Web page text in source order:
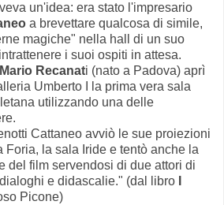
un'idea: era stato l'impresario
a brevettare qualcosa di simile,
magiche" nella hall di un suo
i suoi ospiti in attesa.
Mario Recanati (nato a Padova) aprì
Umberto I la prima vera sala
utilizzando una delle
Cattaneo avviò le sue proiezioni
Foria, la sala Iride e tentò anche la
del film servendosi di due attori di
e didascalie." (dal libro
Picone)